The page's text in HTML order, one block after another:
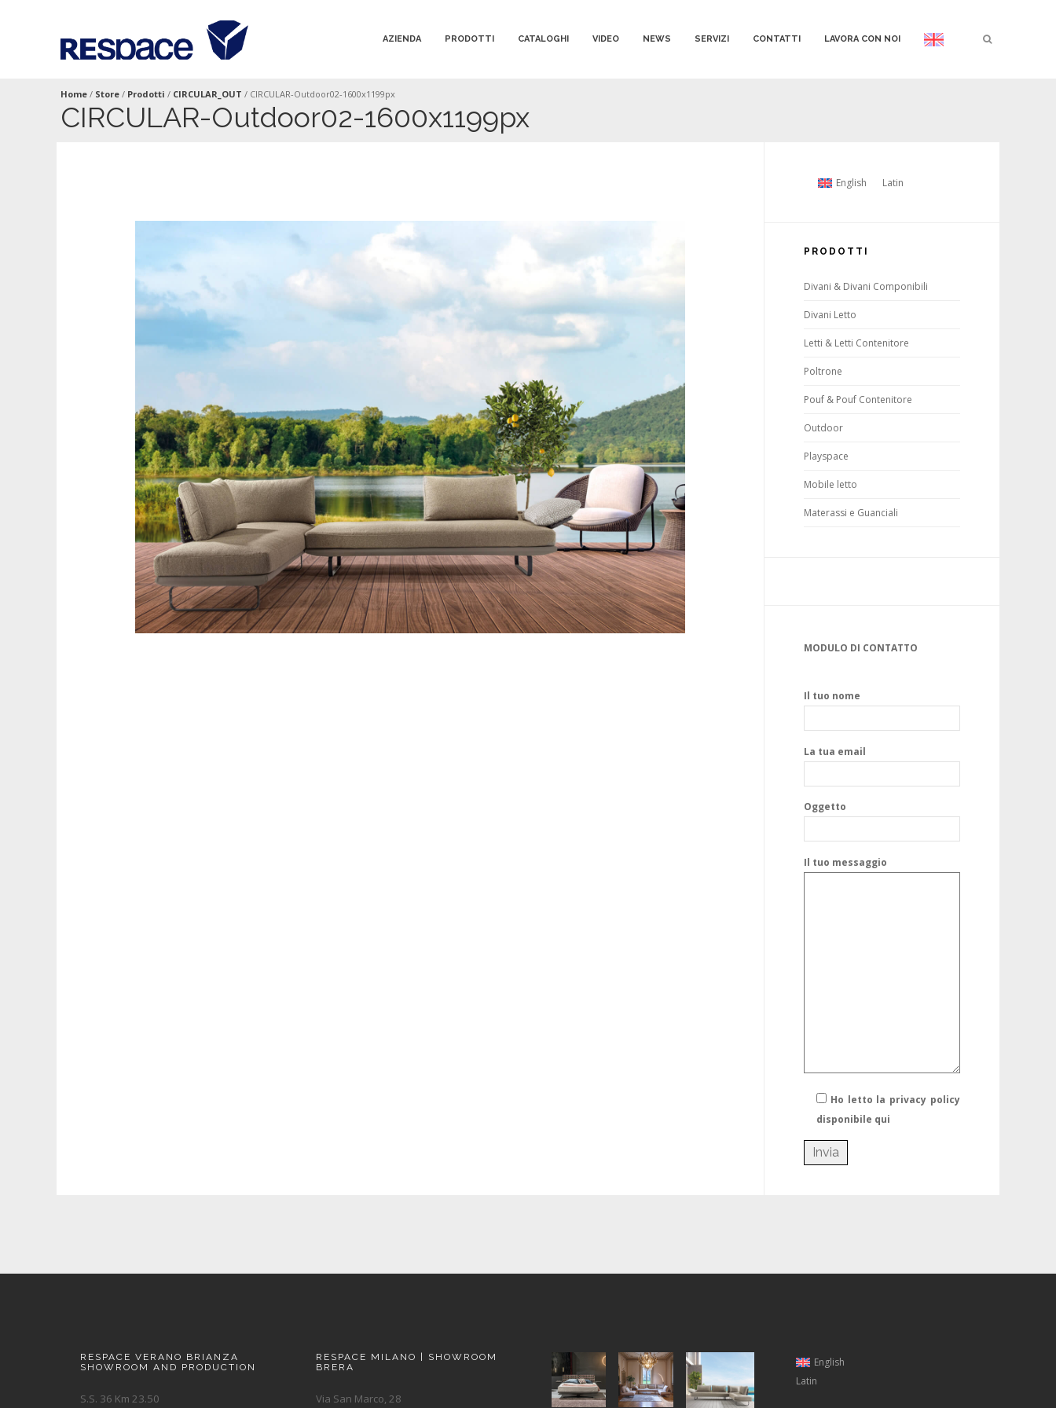
AZIENDA PRODOTTI CATALOGHI VIDEO NEWS SERVIZI CONTATTI LAVORA CON NOI
Home / Store / Prodotti / CIRCULAR_OUT / CIRCULAR-Outdoor02-1600x1199px
CIRCULAR-Outdoor02-1600x1199px
English Latin
PRODOTTI
Divani & Divani Componibili
Divani Letto
Letti & Letti Contenitore
Poltrone
Pouf & Pouf Contenitore
Outdoor
Playspace
Mobile letto
Materassi e Guanciali
MODULO DI CONTATTO
Il tuo nome
La tua email
Oggetto
Il tuo messaggio
Ho letto la privacy policy
disponibile qui
RESPACE VERANO BRIANZA
SHOWROOM AND PRODUCTION
S.S. 36 Km 23.50
RESPACE MILANO | SHOWROOM
BRERA
Via San Marco, 28
English
Latin